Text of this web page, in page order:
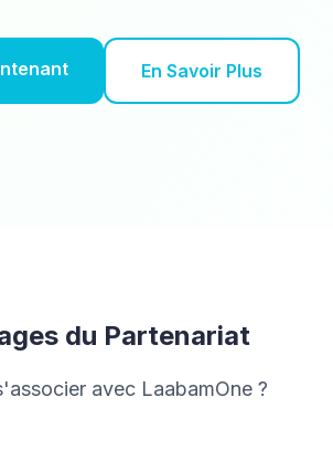
En Savoir Plus
du Partenariat
avec LaabamOne ?